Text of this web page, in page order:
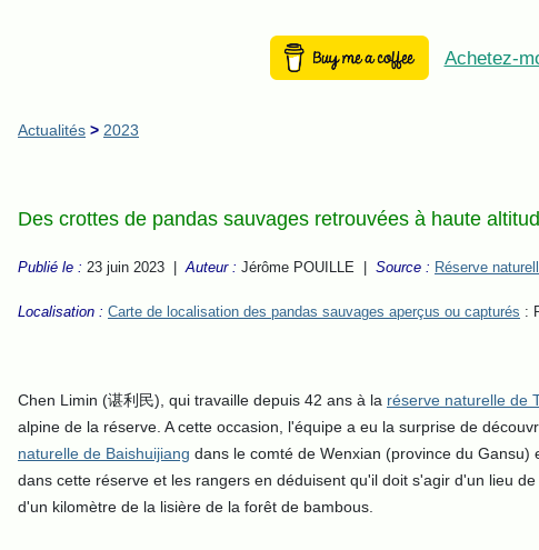
Achetez-
Actualités > 2023
Des crottes de pandas sauvages retrouvées à haute
Publié le : 23 juin 2023 |Auteur : Jérôme POUILLE | Source : Réserve
Localisation : Carte de localisation des pandas sauvages aperçus ou capturés :
Chen Limin (谌利民), qui travaille depuis 42 ans à la réserve naturelle de
alpine de la réserve. A cette occasion, l'équipe a eu la surprise de
naturelle de Baishuijiang dans le comté de Wenxian (province du
dans cette réserve et les rangers en déduisent qu'il doit s'agir d'un lieu
d'un kilomètre de la lisière de la forêt de bambous.